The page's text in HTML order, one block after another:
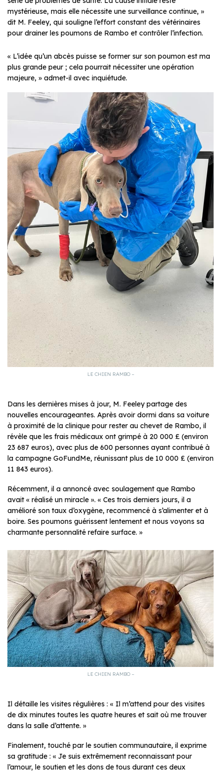
mystérieuse, mais elle nécessite une surveillance continue, »
dit M. Feeley, qui souligne l’effort constant des vétérinaires
pour drainer les poumons de Rambo et contrôler l’infection.
« L’idée qu’un abcès puisse se former sur son poumon est ma
plus grande peur ; cela pourrait nécessiter une opération
majeure, » admet-il avec inquiétude.
LE CHIEN RAMBO –
Dans les dernières mises à jour, M. Feeley partage des
nouvelles encourageantes. Après avoir dormi dans sa voiture
à proximité de la clinique pour rester au chevet de Rambo, il
révèle que les frais médicaux ont grimpé à 20 000 £ (environ
23 687 euros), avec plus de 600 personnes ayant contribué à
la campagne GoFundMe, réunissant plus de 10 000 £ (environ
11 843 euros).
Récemment, il a annoncé avec soulagement que Rambo
avait « réalisé un miracle ». « Ces trois derniers jours, il a
amélioré son taux d’oxygène, recommencé à s’alimenter et à
boire. Ses poumons guérissent lentement et nous voyons sa
charmante personnalité refaire surface. »
LE CHIEN RAMBO –
Il détaille les visites régulières : « Il m’attend pour des visites
de dix minutes toutes les quatre heures et sait où me trouver
dans la salle d’attente. »
Finalement, touché par le soutien communautaire, il exprime
sa gratitude : « Je suis extrêmement reconnaissant pour
l’amour, le soutien et les dons de tous durant ces deux